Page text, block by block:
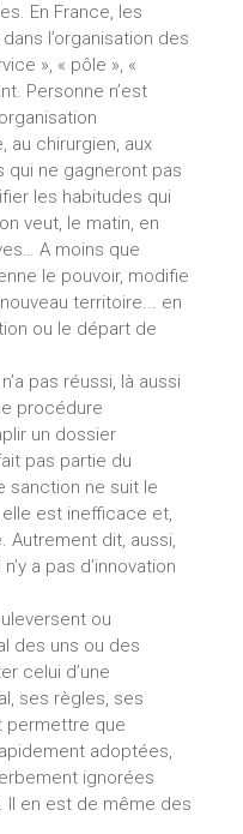
En France, les
l’organisation des
», « pôle », «
Personne n’est
au chirurgien, aux
qui ne gagneront pas
les habitudes qui
veut, le matin, en
A moins que
le pouvoir, modifie
territoire... en
ou le départ de
pas réussi, là aussi
procédure
un dossier
pas partie du
sanction ne suit le
est inefficace et,
Autrement dit, aussi,
a pas d’innovation
ou
des uns ou des
celui d’une
ses règles, ses
permettre que
adoptées,
ignorées
Il en est de même des